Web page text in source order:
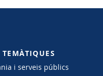
TEMÀTIQUES
i serveis públics